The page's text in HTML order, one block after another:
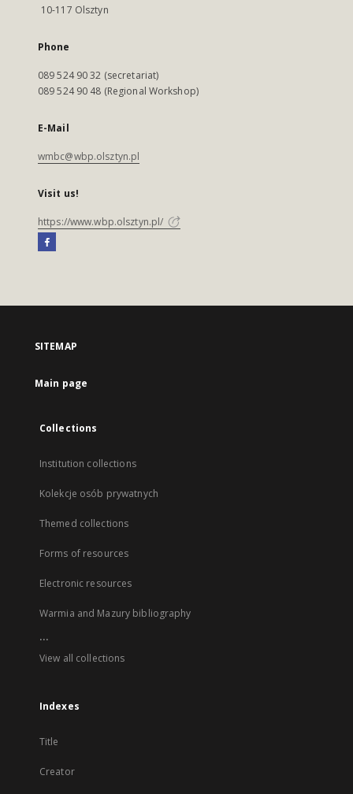
10-117 Olsztyn
Phone
089 524 90 32 (secretariat)
089 524 90 48 (Regional Workshop)
E-Mail
wmbc@wbp.olsztyn.pl
Visit us!
https://www.wbp.olsztyn.pl/
SITEMAP
Main page
Collections
Institution collections
Kolekcje osób prywatnych
Themed collections
Forms of resources
Electronic resources
Warmia and Mazury bibliography
...
View all collections
Indexes
Title
Creator